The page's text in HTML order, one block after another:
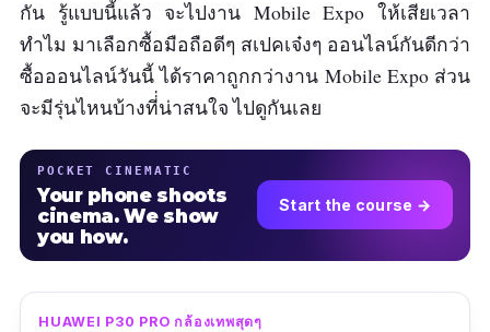
กัน รู้แบบนี้แล้ว จะไปงาน Mobile Expo ให้เสียเวลา
ทำไม มาเลือกซื้อมือถือดีๆ สเปคเจ๋งๆ ออนไลน์กันดีกว่า
ซื้อออนไลน์วันนี้ ได้ราคาถูกกว่างาน Mobile Expo ส่วน
จะมีรุ่นไหนบ้างที่่น่าสนใจ ไปดูกันเลย
POCKET CINEMATIC
Your phone shoots
cinema. We show
you how.
Start the course →
HUAWEI P30 PRO กล้องเทพสุดๆ